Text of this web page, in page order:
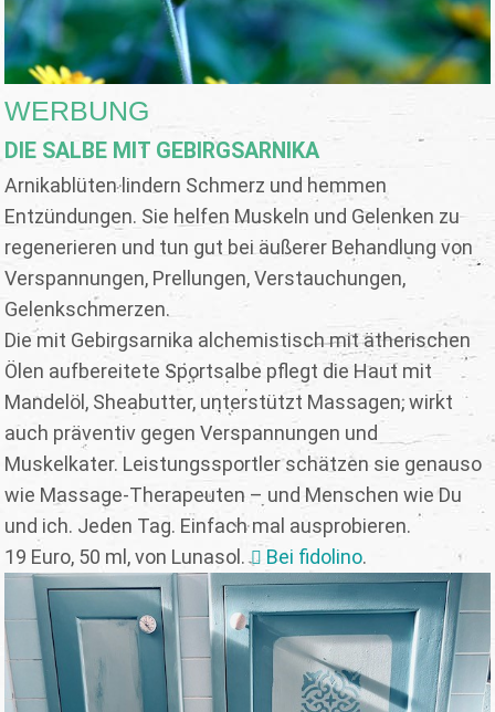
WERBUNG
DIE SALBE MIT GEBIRGSARNIKA
Arnikablüten lindern Schmerz und hemmen
Entzündungen. Sie helfen Muskeln und Gelenken zu
regenerieren und tun gut bei äußerer Behandlung von
Verspannungen, Prellungen, Verstauchungen,
Gelenkschmerzen.
Die mit Gebirgsarnika alchemistisch mit ätherischen
Ölen aufbereitete Sportsalbe pflegt die Haut mit
Mandelöl, Sheabutter, unterstützt Massagen, wirkt
auch präventiv gegen Verspannungen und
Muskelkater. Leistungssportler schätzen sie genauso
wie Massage-Therapeuten – und Menschen wie Du
und ich. Jeden Tag. Einfach mal ausprobieren.
19 Euro, 50 ml, von Lunasol.
Bei fidolino.